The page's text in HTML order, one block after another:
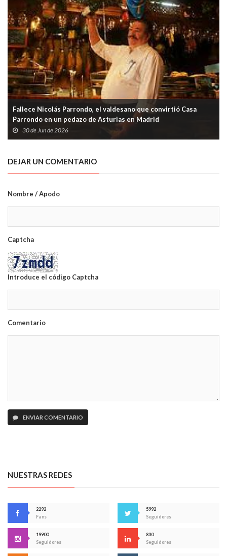
Fallece Nicolás Parrondo, el valdesano que convirtió Casa
Parrondo en un pedazo de Asturias en Madrid
30 de Jun de 2026
DEJAR UN COMENTARIO
Nombre / Apodo
Captcha
Introduce el código Captcha
Comentario
ENVIAR COMENTARIO
NUESTRAS REDES
2292
Fans
5992
Seguidores
19900
Seguidores
830
Seguidores